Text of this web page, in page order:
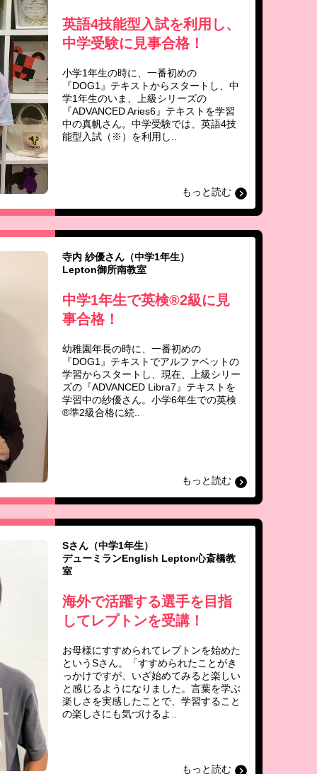
英語4技能型入試を利用し、
中学受験に見事合格！
小学1年生の時に、一番初めの
『DOG1』テキストからスタートし、中
学1年生のいま、上級シリーズの
『ADVANCED Aries6』テキストを学習
中の真帆さん。中学受験では、英語4技
能型入試（※）を利用し..
もっと読む
寺内 紗優さん（中学1年生）
Lepton御所南教室
中学1年生で英検®2級に見
事合格！
幼稚園年長の時に、一番初めの
『DOG1』テキストでアルファベットの
学習からスタートし、現在、上級シリー
ズの『ADVANCED Libra7』テキストを
学習中の紗優さん。小学6年生での英検
®準2級合格に続..
もっと読む
Sさん（中学1年生）
デューミランEnglish Lepton心斎橋教
室
海外で活躍する選手を目指
してレプトンを受講！
お母様にすすめられてレプトンを始めた
というSさん。「すすめられたことがき
っかけですが、いざ始めてみると楽しい
と感じるようになりました。言葉を学ぶ
楽しさを実感したことで、学習すること
の楽しさにも気づけるよ..
もっと読む